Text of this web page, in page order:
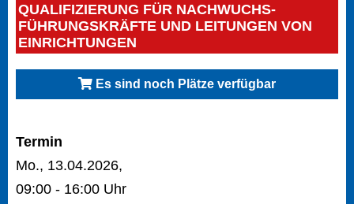
QUALIFIZIERUNG FÜR NACHWUCHS-
FÜHRUNGSKRÄFTE UND LEITUNGEN VON
EINRICHTUNGEN
Es sind noch Plätze verfügbar
Termin
Mo., 13.04.2026,
09:00 - 16:00 Uhr